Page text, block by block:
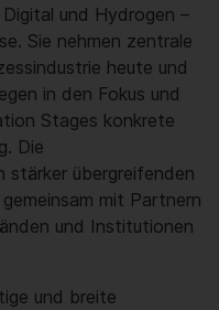
und Hydrogen –
Sie nehmen zentrale
heute und
in den Fokus und
Stages konkrete
Die
stärker übergreifenden
mit Partnern
und Institutionen
und breite